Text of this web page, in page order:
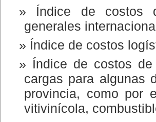
Índice de costos
generales
Índice de costos
Índice de costos
cargas para algunas
provincia, como por
vitivinícola,